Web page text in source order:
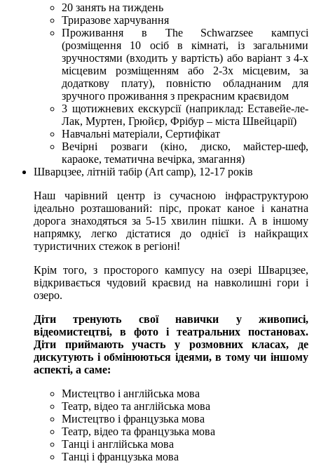
20 занять на тиждень
Триразове харчування
Проживання в The Schwarzsee кампусі
(розміщення 10 осіб в кімнаті, із загальними
зручностями (входить у вартість) або варіант з 4-х
місцевим розміщенням або 2-3х місцевим, за
додаткову плату), повністю обладнаним для
зручного проживання з прекрасним краєвидом
3 щотижневих екскурсії (наприклад: Еставейе-ле-
Лак, Муртен, Грюйєр, Фрібур – міста Швейцарії)
Навчальні матеріали, Сертифікат
Вечірні розваги (кіно, диско, майстер-шеф,
караоке, тематична вечірка, змагання)
Шварцзее, літній табір (Art camp), 12-17 років
Наш чарівний центр із сучасною інфраструктурою
ідеально розташований: пірс, прокат каное і канатна
дорога знаходяться за 5-15 хвилин пішки. А в іншому
напрямку, легко дістатися до однієї із найкращих
туристичних стежок в регіоні!
Крім того, з просторого кампусу на озері Шварцзее,
відкривається чудовий краєвид на навколишні гори і
озеро.
Діти тренують свої навички у живописі,
відеомистецтві, в фото і театральних постановах.
Діти приймають участь у розмовних класах, де
дискутують і обмінюються ідеями, в тому чи іншому
аспекті, а саме:
Мистецтво і англійська мова
Театр, відео та англійська мова
Мистецтво і французька мова
Театр, відео та французька мова
Танці і англійська мова
Танці і французька мова